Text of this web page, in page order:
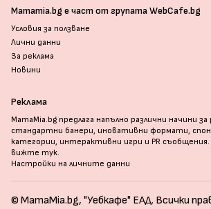
Mamamia.bg е част от групата WebCafe.bg
Условия за ползване
Лични данни
За реклама
Новини
Реклама
MamaMia.bg предлага напълно различни начини
стандартни банери, иновативни формати,
категории, интерактивни игри и PR
вижте тук.
Настройки на личните данни
© MamaMia.bg, "Уебкафе" ЕАД. Всички